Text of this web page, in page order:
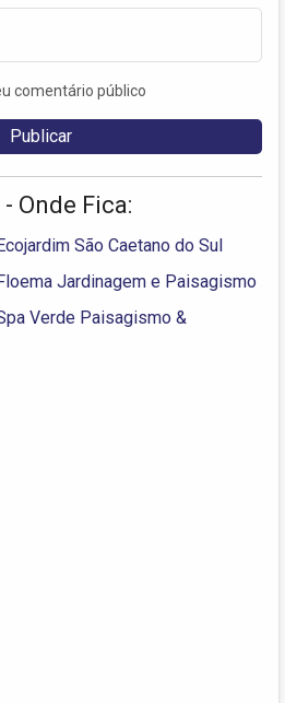
comentário público
Onde Fica:
Ecojardim São Caetano do Sul
Floema Jardinagem e Paisagismo
Verde Paisagismo &